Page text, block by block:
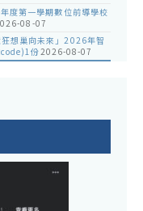
度第一學期數位前導學校
08-07
想巢向未來」2026年智
份2026-08-07